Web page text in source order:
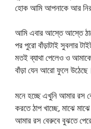
হোক আমি আপনাকে আর
আমি এবার আস্তে আস্তে
পর পুরো বাঁড়াটাই সুবলার
মতই ব্যাথা পেলেও ও
বাঁড়া যেন আরো ফুলে
মনে হচ্ছে এখুনি আমার রস
করতে ঠাপ খাচ্ছে, মাঝে
আমার রস বেরুবে বুঝতে